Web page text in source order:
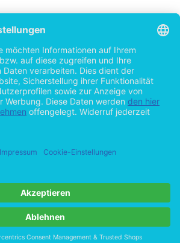
Repräsentation von Körper und
Spannungsverhältnis der Gewalt
Novel
(Autor:in) 2015
69 Seiten
Bedey & Thoms Media GmbH